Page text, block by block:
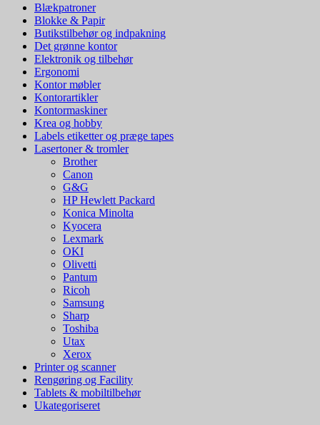
Blækpatroner
Blokke & Papir
Butikstilbehør og indpakning
Det grønne kontor
Elektronik og tilbehør
Ergonomi
Kontor møbler
Kontorartikler
Kontormaskiner
Krea og hobby
Labels etiketter og præge tapes
Lasertoner & tromler
Brother
Canon
G&G
HP Hewlett Packard
Konica Minolta
Kyocera
Lexmark
OKI
Olivetti
Pantum
Ricoh
Samsung
Sharp
Toshiba
Utax
Xerox
Printer og scanner
Rengøring og Facility
Tablets & mobiltilbehør
Ukategoriseret